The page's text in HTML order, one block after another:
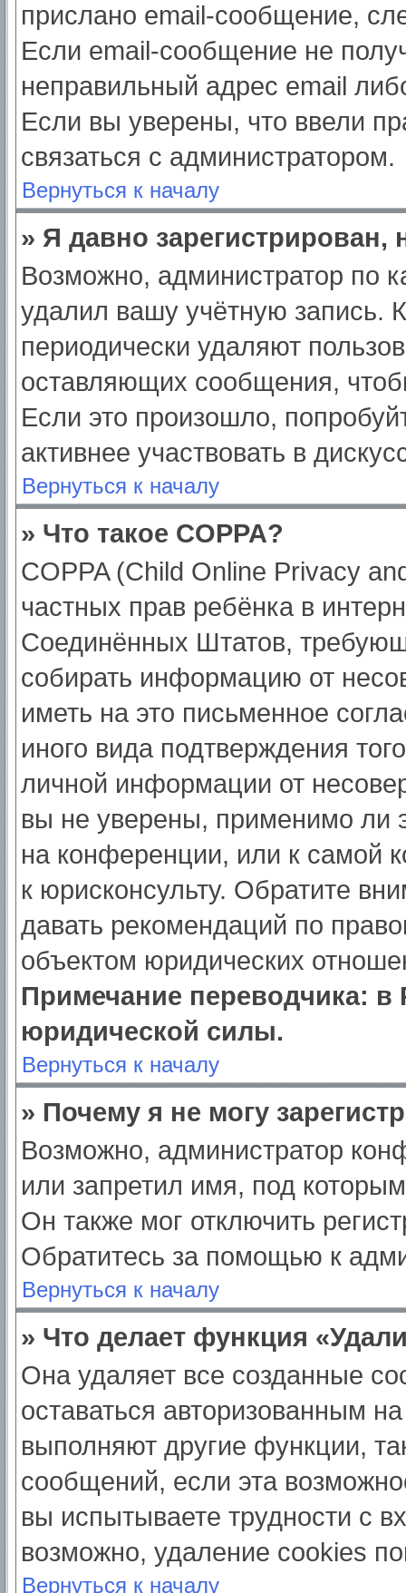
прислано email-сообщение,
Если email-сообщение не
неправильный адрес email
Если вы уверены, что ввели
связаться с администратором.
Вернуться к началу
» Я давно
Возможно, администратор по
удалил вашу учётную запись.
периодически удаляют
оставляющих сообщения,
Если это произошло,
активнее участвовать в
Вернуться к началу
» Что такое COPPA?
COPPA (Child Online Privacy
частных прав ребёнка в
Соединённых Штатов,
собирать информацию от
иметь на это письменное
иного вида подтверждения
личной информации от
вы не уверены, применимо ли
на конференции, или к самой
к юрисконсульту. Обратите
давать рекомендаций по
объектом юридических
Примечание переводчика: в
юридической силы.
Вернуться к началу
» Почему я не могу
Возможно, администратор
или запретил имя, под
Он также мог отключить
Обратитесь за помощью к
Вернуться к началу
» Что делает функция
Она удаляет все созданные
оставаться авторизованным
выполняют другие функции,
сообщений, если эта
вы испытываете трудности с
возможно, удаление cookies
Вернуться к началу